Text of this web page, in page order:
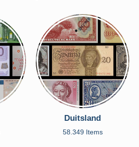
Duitsland
58.349 Items